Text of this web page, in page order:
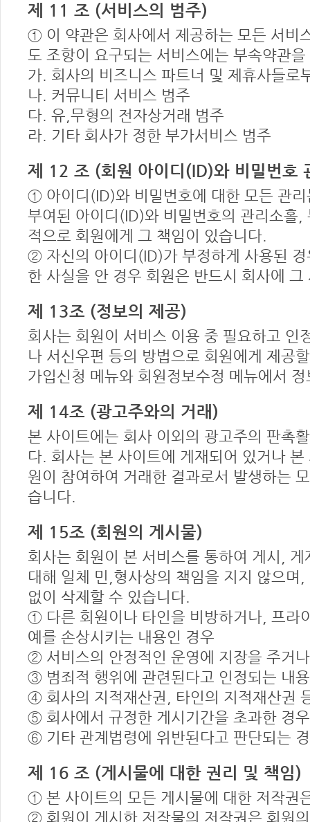
제 11 조 (서비스의 범주)
① 이 약관은 회사에서 제공하는 모든 서비
도 조항이 요구되는 서비스에는 부속약관
가. 회사의 비즈니스 파트너 및 제휴사들로
나. 커뮤니티 서비스 범주
다. 유,무형의 전자상거래 범주
라. 기타 회사가 정한 부가서비스 범주
제 12 조 (회원 아이디(ID)와 비밀번호
① 아이디(ID)와 비밀번호에 대한 모든 관
부여된 아이디(ID)와 비밀번호의 관리소홀
적으로 회원에게 그 책임이 있습니다.
② 자신의 아이디(ID)가 부정하게 사용된
한 사실을 안 경우 회원은 반드시 회사에
제 13조 (정보의 제공)
회사는 회원이 서비스 이용 중 필요하고
나 서신우편 등의 방법으로 회원에게 제공
가입신청 메뉴와 회원정보수정 메뉴에서
제 14조 (광고주와의 거래)
본 사이트에는 회사 이외의 광고주의 판촉
다. 회사는 본 사이트에 게재되어 있거나
원이 참여하여 거래한 결과로서 발생하는
습니다.
제 15조 (회원의 게시물)
회사는 회원이 본 서비스를 통하여 게시,
대해 일체 민,형사상의 책임을 지지 않으
없이 삭제할 수 있습니다.
① 다른 회원이나 타인을 비방하거나, 프라
예를 손상시키는 내용인 경우
② 서비스의 안정적인 운영에 지장을 주거
③ 범죄적 행위에 관련된다고 인정되는 내
④ 회사의 지적재산권, 타인의 지적재산권
⑤ 회사에서 규정한 게시기간을 초과한 경우
⑥ 기타 관계법령에 위반된다고 판단되는
제 16 조 (게시물에 대한 권리 및 책임)
① 본 사이트의 모든 게시물에 대한 저작권
② 회원이 게시한 저작물의 저작권은 회원